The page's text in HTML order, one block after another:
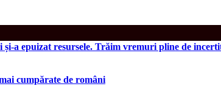
a epuizat resursele. Trăim vremuri pline de
cumpărate de români